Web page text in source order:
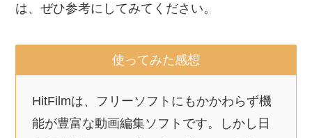
は、ぜひ参考にしてみてください。
使ってみた感想
HitFilmは、フリーソフトにもかかわらず機
能が豊富な動画編集ソフトです。しかし日